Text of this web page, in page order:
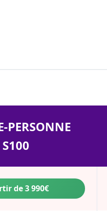
PERSONNE
S100
de 3 990€